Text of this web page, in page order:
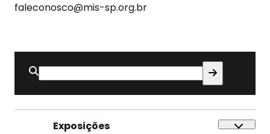
faleconosco@mis-sp.org.br
Buscar
por:
Exposições